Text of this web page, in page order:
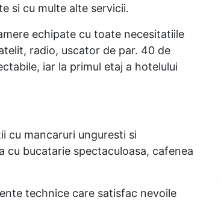
si cu multe alte servicii.
echipate cu toate necesitatiile
radio, uscator de par. 40 de
iar la primul etaj a hotelului
cu mancaruri unguresti si
cu bucatarie spectaculoasa, cafenea
technice care satisfac nevoile